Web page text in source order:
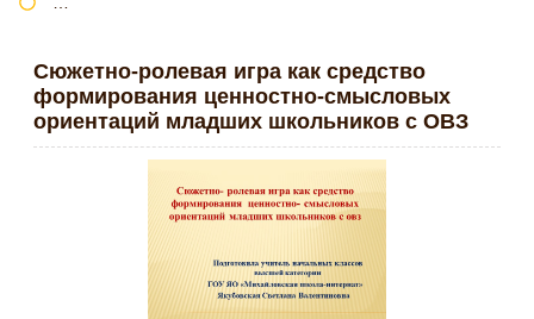
Сюжетно-ролевая игра как средство
формирования ценностно-смысловых
ориентаций младших школьников с ОВЗ